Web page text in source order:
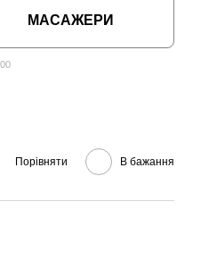
МАСАЖЕРИ
Порівняти В бажання